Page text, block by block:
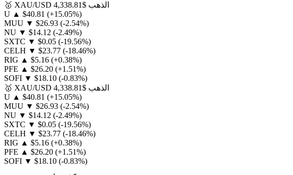
🥇 XAU/USD الذهب $4,338.81
U ▲ $40.81 (+15.05%)
MUU ▼ $26.93 (-2.54%)
NU ▼ $14.12 (-2.49%)
SXTC ▼ $0.05 (-19.56%)
CELH ▼ $23.77 (-18.46%)
RIG ▲ $5.16 (+0.38%)
PFE ▲ $26.20 (+1.51%)
SOFI ▼ $18.10 (-0.83%)
🥇 XAU/USD الذهب $4,338.81
U ▲ $40.81 (+15.05%)
MUU ▼ $26.93 (-2.54%)
NU ▼ $14.12 (-2.49%)
SXTC ▼ $0.05 (-19.56%)
CELH ▼ $23.77 (-18.46%)
RIG ▲ $5.16 (+0.38%)
PFE ▲ $26.20 (+1.51%)
SOFI ▼ $18.10 (-0.83%)